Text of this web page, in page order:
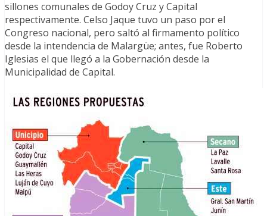
sillones comunales de Godoy Cruz y Capital
respectivamente. Celso Jaque tuvo un paso por el
Congreso nacional, pero saltó al firmamento político
desde la intendencia de Malargüe; antes, fue Roberto
Iglesias el que llegó a la Gobernación desde la
Municipalidad de Capital.